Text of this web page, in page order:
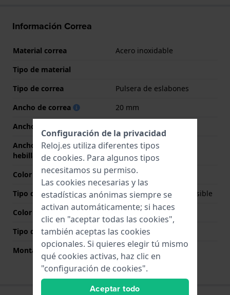
Información Correa
Material correa
Acero inoxidable
Tipo de material
Tipo de correa
Pulsera de eslabones
Ancho de correa
20 mm
Ancho de las asas
Ancho de correa en la
hebilla
18 mm
Color de correa
Oro rosado
Tipo de cierre
Cierre de mariposa invisible
Color del cierre
Oro rosado
Tipo de montaje
Pasadores de acero
Montaje Recto
No
Configuración de la privacidad
Reloj.es utiliza diferentes tipos
de cookies. Para algunos tipos
necesitamos su permiso.
Las cookies necesarias y las
estadísticas anónimas siempre se
activan automáticamente; si haces
clic en "aceptar todas las cookies",
también aceptas las cookies
opcionales. Si quieres elegir tú mismo
qué cookies activas, haz clic en
"configuración de cookies".
Aceptar todo